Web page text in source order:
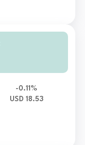
-0.11%
USD 18.53